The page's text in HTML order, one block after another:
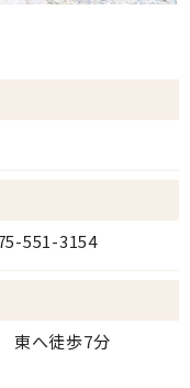
551-3154
東へ徒歩7分